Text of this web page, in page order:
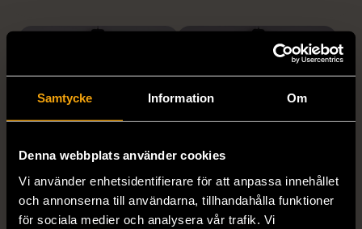
Samtycke Information Om
Denna webbplats använder cookies
Vi använder enhetsidentifierare för att anpassa innehållet
och annonserna till användarna, tillhandahålla funktioner
för sociala medier och analysera vår trafik. Vi
1/5
STENSTRÖMS
1/5
BOSS